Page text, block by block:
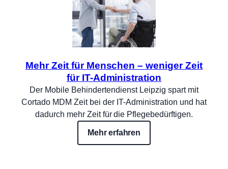
Mehr Zeit für Menschen – weniger Zeit
für IT-Administration
Der Mobile Behindertendienst Leipzig spart mit
Cortado MDM Zeit bei der IT-Administration und hat
dadurch mehr Zeit für die Pflegebedürftigen.
Mehr erfahren